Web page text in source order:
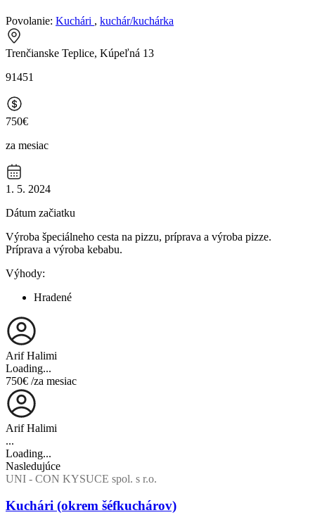
Povolanie: Kuchári , kuchár/kuchárka
Trenčianske Teplice, Kúpeľná 13
91451
750€
za mesiac
1. 5. 2024
Dátum začiatku
Výroba špeciálneho cesta na pizzu, príprava a výroba pizze.
Príprava a výroba kebabu.
Výhody:
Hradené
Arif Halimi
Loading...
750€ /za mesiac
Arif Halimi
...
Loading...
Nasledujúce
UNI - CON KYSUCE spol. s r.o.
Kuchári (okrem šéfkuchárov)